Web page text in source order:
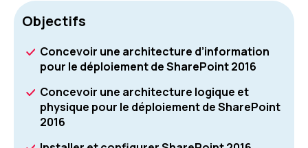
Objectifs
Concevoir une architecture d’information
pour le déploiement de SharePoint 2016
Concevoir une architecture logique et
physique pour le déploiement de SharePoint
2016